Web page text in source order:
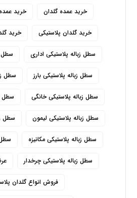
خرید عمده گلدان خرید
خرید گلدان پلاستیکی خرید
سطل زباله پلاستیکی اداری سطل
سطل زباله پلاستیکی بارز سطل
سطل زباله پلاستیکی خانگی سطل
سطل زباله پلاستیکی لیمون سطل
سطل زباله پلاستیکی مکانیزه سطل
سطل زباله پلاستیکی چرخدار
فروش انواع گلدان